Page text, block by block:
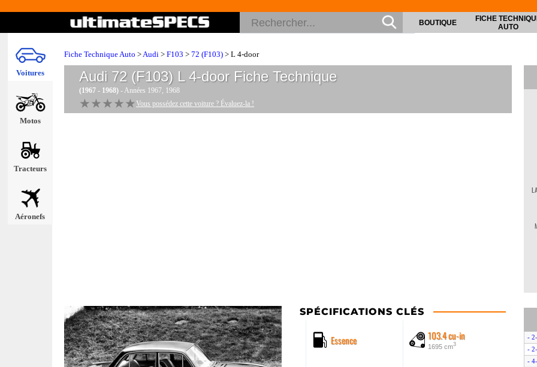
Voitures
Motos
Tracteurs
Aéronefs
BOUTIQUE
FICHE
AUTO
Fiche Technique Auto >Audi > F103 > 72 (F103) > L 4-door
Audi 72 (F103) L 4-doorFiche Technique
(1967 - 1968) - Années 1967, 1968
★★★★★
★★★★★ Vous possédez cette voiture ? Évaluez-la !
SPÉCIFICATIONS CLÉS
Essence 103.4 cu-in
1695 cm3
-
-
-